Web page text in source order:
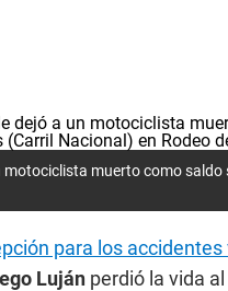
muerto como saldo
para los accidentes
Luján perdió la vida